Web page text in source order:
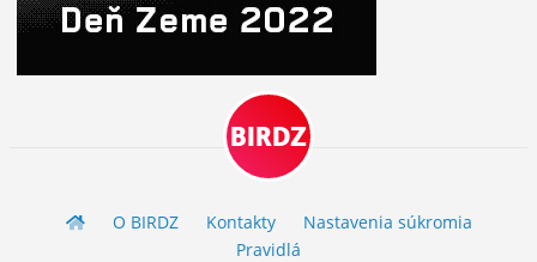
BIRDZ
O BIRDZ Kontakty
Nastavenia súkromia
Pravidlá